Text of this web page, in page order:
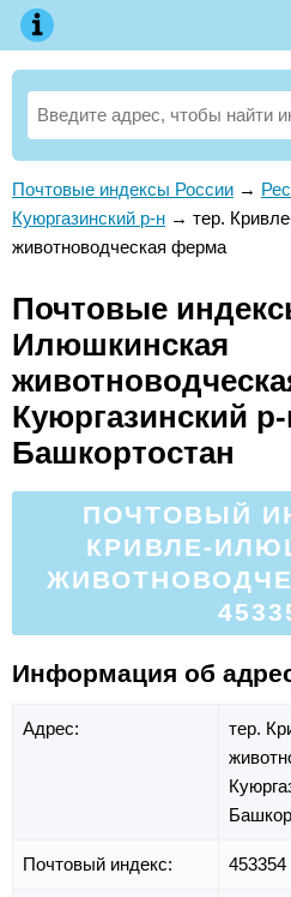
Почтовые индексы России →
Куюргазинский р-н → тер.
животноводческая ферма
Почтовые
Илюшкинская
Куюргазинский
Башкортостан
ПОЧТОВЫЙ
КРИВЛЕ-
Информация об
Адрес:
тер.
Почтовый индекс: 453354